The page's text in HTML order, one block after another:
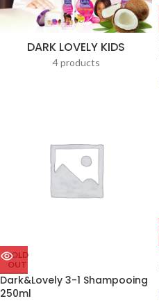
DARK LOVELY KIDS
4 products
SOLD
OUT
Dark&Lovely 3-1 Shampooing
250ml